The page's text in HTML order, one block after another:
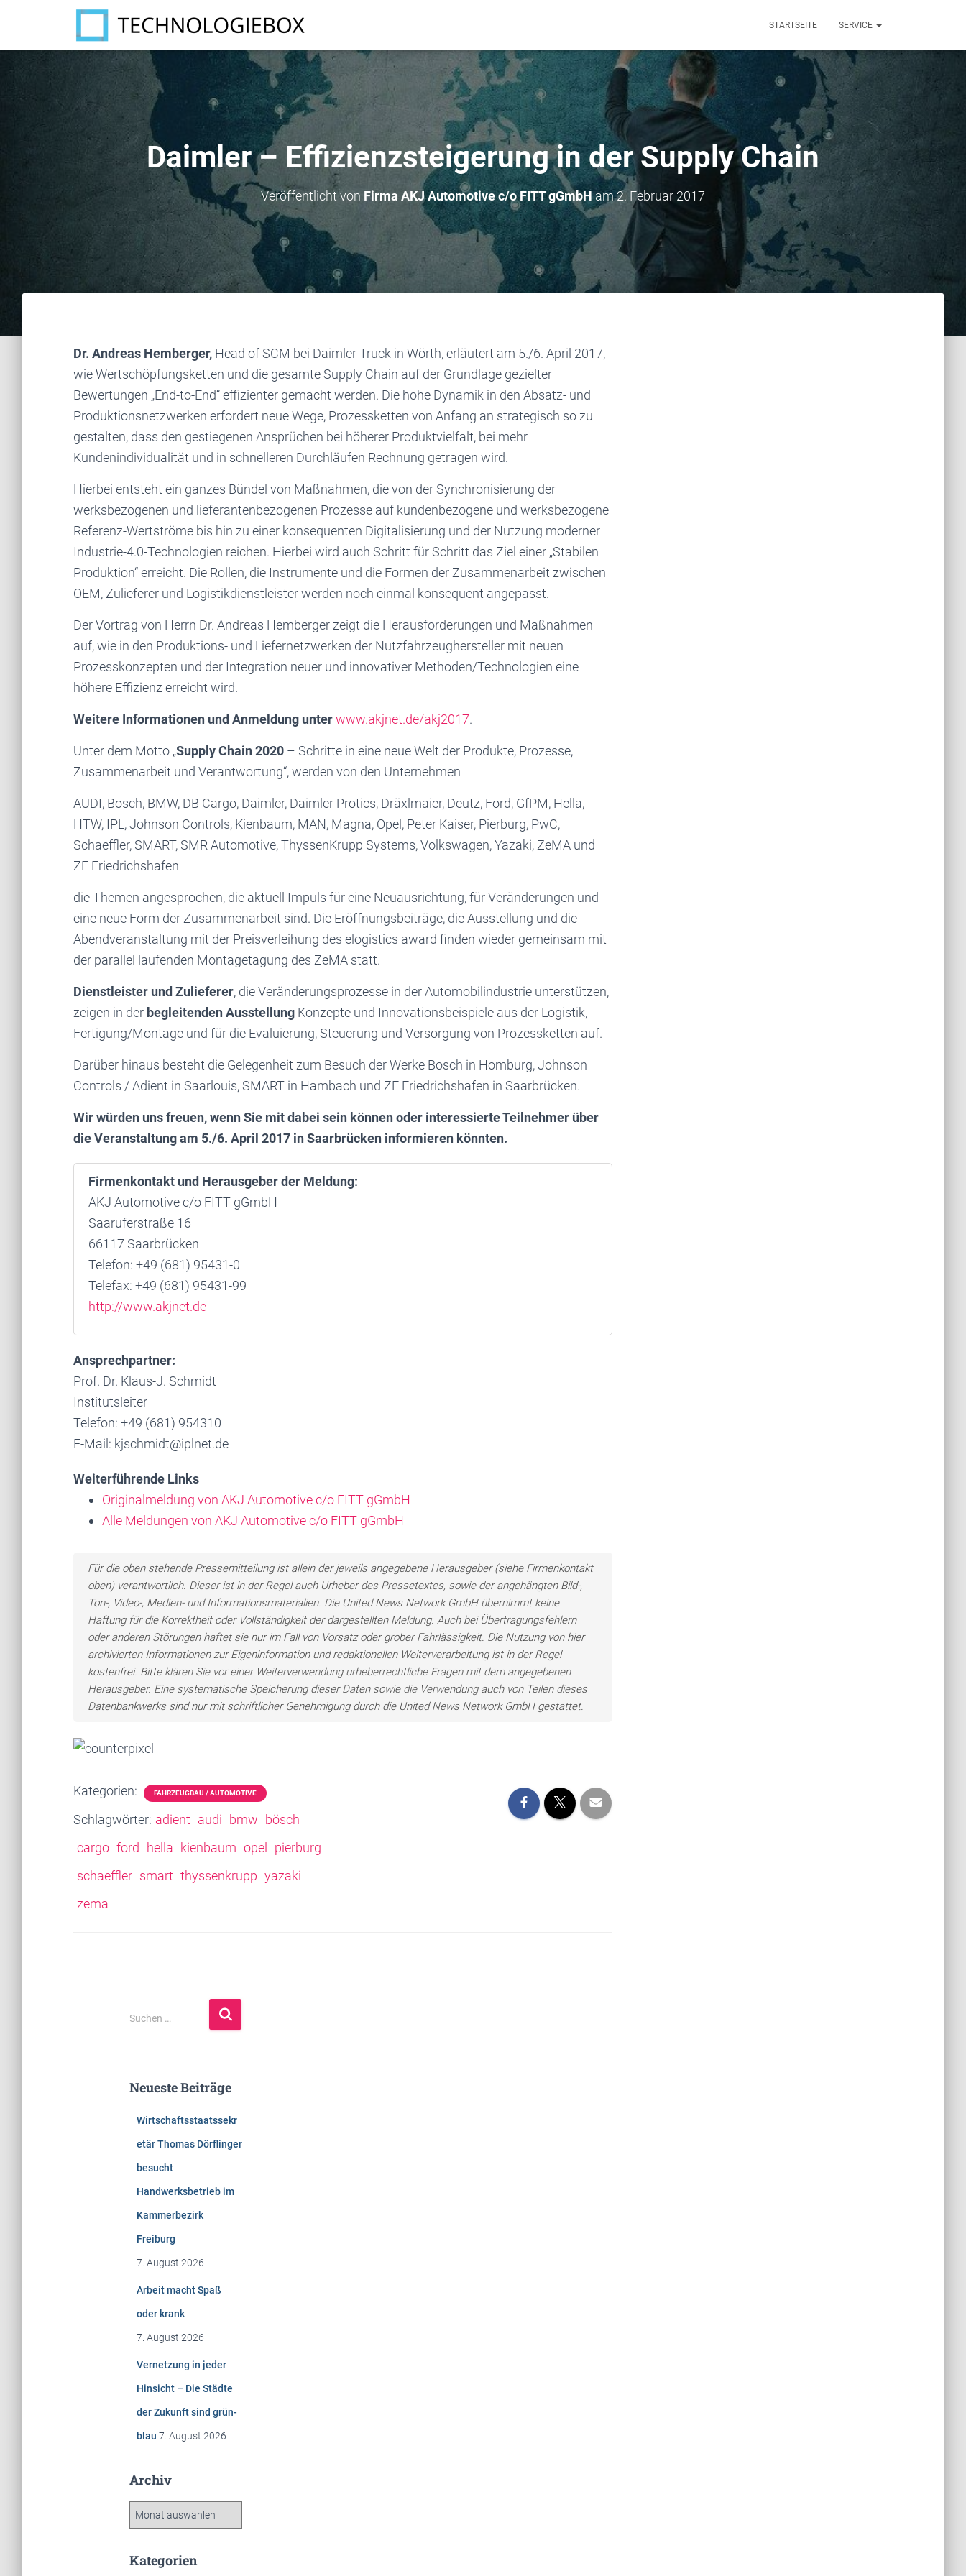
STARTSEITE SERVICE
Daimler – Effizienzsteigerung in der Supply Chain
Veröffentlicht von Firma AKJ Automotive c/o FITT gGmbHam2. Februar 2017
Dr. Andreas Hemberger, Head of SCM bei Daimler Truck in Wörth, erläutert am 5./6. April 2017,
wie Wertschöpfungsketten und die gesamte Supply Chain auf der Grundlage gezielter
Bewertungen „End-to-End“ effizienter gemacht werden. Die hohe Dynamik in den Absatz- und
Produktionsnetzwerken erfordert neue Wege, Prozessketten von Anfang an strategisch so zu
gestalten, dass den gestiegenen Ansprüchen bei höherer Produktvielfalt, bei mehr
Kundenindividualität und in schnelleren Durchläufen Rechnung getragen wird.
Hierbei entsteht ein ganzes Bündel von Maßnahmen, die von der Synchronisierung der
werksbezogenen und lieferantenbezogenen Prozesse auf kundenbezogene und werksbezogene
Referenz-Wertströme bis hin zu einer konsequenten Digitalisierung und der Nutzung moderner
Industrie-4.0-Technologien reichen. Hierbei wird auch Schritt für Schritt das Ziel einer „Stabilen
Produktion“ erreicht. Die Rollen, die Instrumente und die Formen der Zusammenarbeit zwischen
OEM, Zulieferer und Logistikdienstleister werden noch einmal konsequent angepasst.
Der Vortrag von Herrn Dr. Andreas Hemberger zeigt die Herausforderungen und Maßnahmen
auf, wie in den Produktions- und Liefernetzwerken der Nutzfahrzeughersteller mit neuen
Prozesskonzepten und der Integration neuer und innovativer Methoden/Technologien eine
höhere Effizienz erreicht wird.
Weitere Informationen und Anmeldung unterwww.akjnet.de/akj2017.
Unter dem Motto „Supply Chain 2020 – Schritte in eine neue Welt der Produkte, Prozesse,
Zusammenarbeit und Verantwortung“, werden von den Unternehmen
AUDI, Bosch, BMW, DB Cargo, Daimler, Daimler Protics, Dräxlmaier, Deutz, Ford, GfPM, Hella,
HTW, IPL, Johnson Controls, Kienbaum, MAN, Magna, Opel, Peter Kaiser, Pierburg, PwC,
Schaeffler, SMART, SMR Automotive, ThyssenKrupp Systems, Volkswagen, Yazaki, ZeMA und
ZF Friedrichshafen
die Themen angesprochen, die aktuell Impuls für eine Neuausrichtung, für Veränderungen und
eine neue Form der Zusammenarbeit sind. Die Eröffnungsbeiträge, die Ausstellung und die
Abendveranstaltung mit der Preisverleihung des elogistics award finden wieder gemeinsam mit
der parallel laufenden Montagetagung des ZeMA statt.
Dienstleister und Zulieferer, die Veränderungsprozesse in der Automobilindustrie unterstützen,
zeigen in der begleitenden Ausstellung Konzepte und Innovationsbeispiele aus der Logistik,
Fertigung/Montage und für die Evaluierung, Steuerung und Versorgung von Prozessketten auf.
Darüber hinaus besteht die Gelegenheit zum Besuch der Werke Bosch in Homburg, Johnson
Controls / Adient in Saarlouis, SMART in Hambach und ZF Friedrichshafen in Saarbrücken.
Wir würden uns freuen, wenn Sie mit dabei sein können oder interessierte Teilnehmer über
die Veranstaltung am 5./6. April 2017 in Saarbrücken informieren könnten.
Firmenkontakt und Herausgeber der Meldung:
AKJ Automotive c/o FITT gGmbH
Saaruferstraße 16
66117 Saarbrücken
Telefon: +49 (681) 95431-0
Telefax: +49 (681) 95431-99
http://www.akjnet.de
Ansprechpartner:
Prof. Dr. Klaus-J. Schmidt
Institutsleiter
Telefon: +49 (681) 954310
E-Mail: kjschmidt@iplnet.de
Weiterführende Links
Originalmeldung von AKJ Automotive c/o FITT gGmbH
Alle Meldungen von AKJ Automotive c/o FITT gGmbH
Für die oben stehende Pressemitteilung ist allein der jeweils angegebene Herausgeber (siehe Firmenkontakt
oben) verantwortlich. Dieser ist in der Regel auch Urheber des Pressetextes, sowie der angehängten Bild-,
Ton-, Video-, Medien- und Informationsmaterialien. Die United News Network GmbH übernimmt keine
Haftung für die Korrektheit oder Vollständigkeit der dargestellten Meldung. Auch bei Übertragungsfehlern
oder anderen Störungen haftet sie nur im Fall von Vorsatz oder grober Fahrlässigkeit. Die Nutzung von hier
archivierten Informationen zur Eigeninformation und redaktionellen Weiterverarbeitung ist in der Regel
kostenfrei. Bitte klären Sie vor einer Weiterverwendung urheberrechtliche Fragen mit dem angegebenen
Herausgeber. Eine systematische Speicherung dieser Daten sowie die Verwendung auch von Teilen dieses
Datenbankwerks sind nur mit schriftlicher Genehmigung durch die United News Network GmbH gestattet.
Kategorien: FAHRZEUGBAU / AUTOMOTIVE
Schlagwörter: adient audi bmw bösch
cargo ford hella kienbaum opel pierburg
schaeffler smart thyssenkrupp yazaki
zema
S
u
n
Suchen …
Neueste Beiträge
Wirtschaftsstaatssekr
etär Thomas Dörflinger
besucht
Handwerksbetrieb im
Kammerbezirk
Freiburg
7. August 2026
Arbeit macht Spaß
oder krank
7. August 2026
Vernetzung in jeder
Hinsicht – Die Städte
der Zukunft sind grün-
blau 7. August 2026
Archiv
h
Kategorien